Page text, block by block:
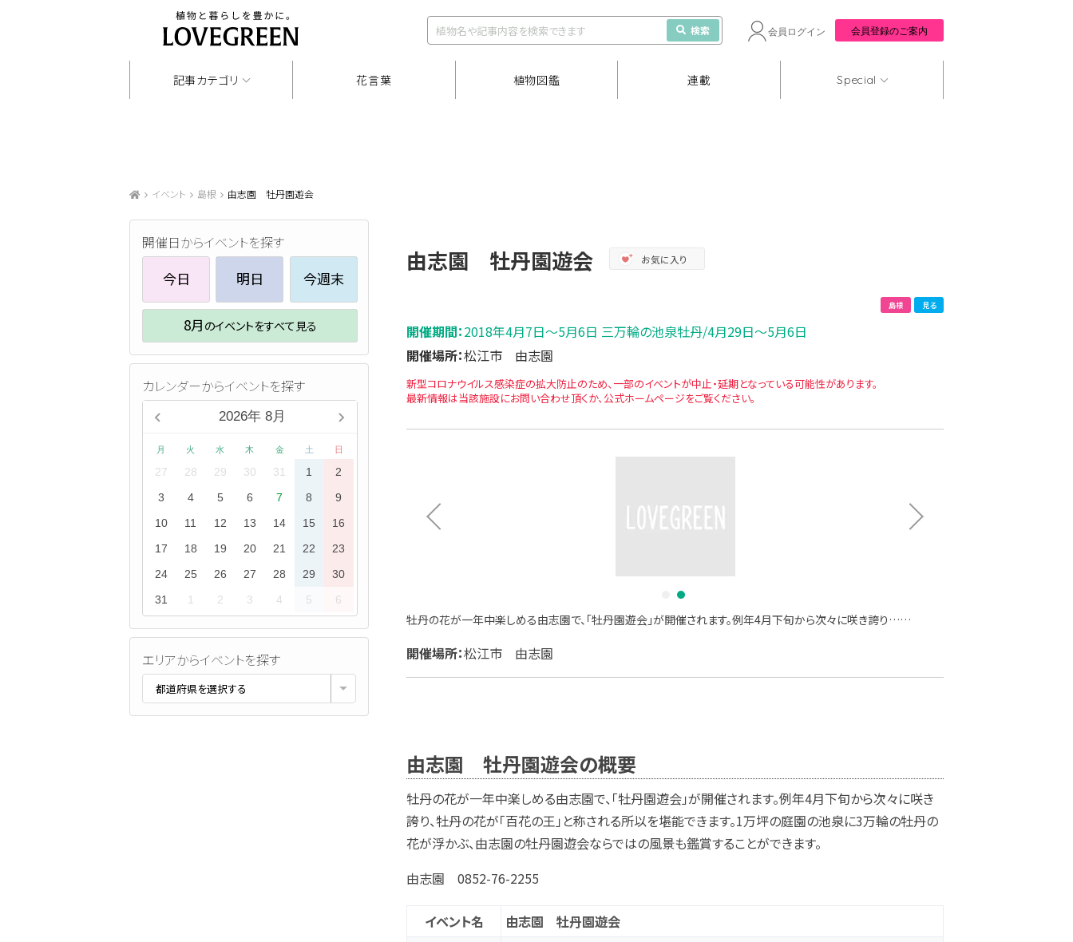
検索 会員ログイン 会員登録のご案内
記事カテゴリ 花言葉 植物図鑑 連載 Special
イベント 島根 由志園 牡丹園遊会
由志園 牡丹園遊会 お気に入り
島根 見る
開催期間：2018年4月7日～5月6日 三万輪の池泉牡丹/4月29日～5月6日
開催場所：松江市 由志園
新型コロナウイルス感染症の拡大防止のため、一部のイベントが中止・延期となっている可能性があります。
最新情報は当該施設にお問い合わせ頂くか、公式ホームページをご覧ください。
2
牡丹の花が一年中楽しめる由志園で、「牡丹園遊会」が開催されます。例年4月下旬から次々に咲き誇り……
開催場所：松江市 由志園
由志園 牡丹園遊会の概要
牡丹の花が一年中楽しめる由志園で、「牡丹園遊会」が開催されます。例年4月下旬から次々に咲き
誇り、牡丹の花が「百花の王」と称される所以を堪能できます。1万坪の庭園の池泉に3万輪の牡丹の
花が浮かぶ、由志園の牡丹園遊会ならではの風景も鑑賞することができます。
由志園 0852-76-2255
イベント名
由志園 牡丹園遊会
開催日からイベントを探す
今日 明日 今週末
8月 のイベントをすべて見る
カレンダーからイベントを探す
2026年 8月
月 火 水 木 金 土 日
27 28 29 30 31 1
2
3
4 5 6 7 8
9
10
11 12 13 14 15
16
17
18 19 20 21 22
23
24
25 26 27 28 29
30
31
1 2 3 4 5 6
エリアからイベントを探す